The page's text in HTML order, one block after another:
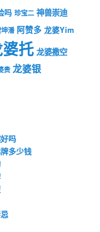
吗 珍宝二 神兽崇迪
潘 阿赞多 龙婆Yim
托 龙婆撒空
贵 龙婆银
吗
多少钱